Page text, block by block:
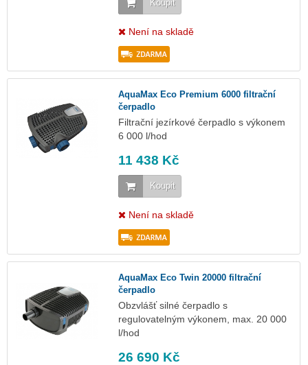
Koupit
Není na skladě
AquaMax Eco Premium 6000 filtrační
čerpadlo
Filtrační jezírkové čerpadlo s výkonem
6 000 l/hod
11 438 Kč
Koupit
Není na skladě
AquaMax Eco Twin 20000 filtrační
čerpadlo
Obzvlášť silné čerpadlo s
regulovatelným výkonem, max. 20 000
l/hod
26 690 Kč